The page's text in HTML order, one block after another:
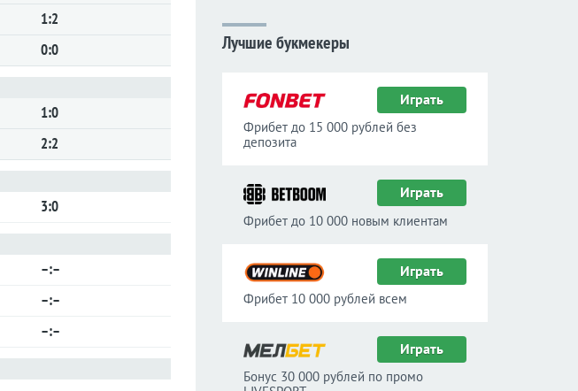
1:2
0:0
1:0
2:2
3:0
–:–
–:–
–:–
Лучшие букмекеры
Играть
Фрибет до 15 000 рублей без
депозита
Играть
Фрибет до 10 000 новым клиентам
Играть
Фрибет 10 000 рублей всем
Играть
Бонус 30 000 рублей по промо